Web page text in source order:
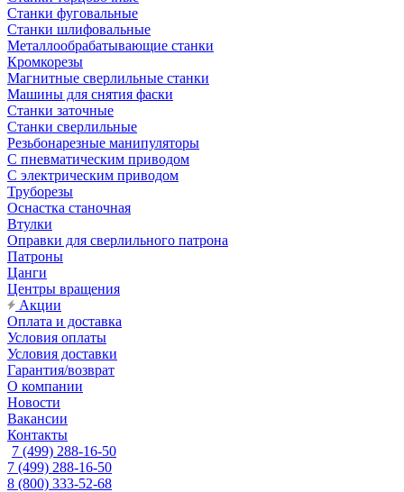
Станки фуговальные
Станки шлифовальные
Металлообрабатывающие станки
Кромкорезы
Магнитные сверлильные станки
Машины для снятия фаски
Станки заточные
Станки сверлильные
Резьбонарезные манипуляторы
С пневматическим приводом
С электрическим приводом
Труборезы
Оснастка станочная
Втулки
Оправки для сверлильного патрона
Патроны
Цанги
Центры вращения
Акции
Оплата и доставка
Условия оплаты
Условия доставки
Гарантия/возврат
О компании
Новости
Вакансии
Контакты
7 (499) 288-16-50
7 (499) 288-16-50
8 (800) 333-52-68